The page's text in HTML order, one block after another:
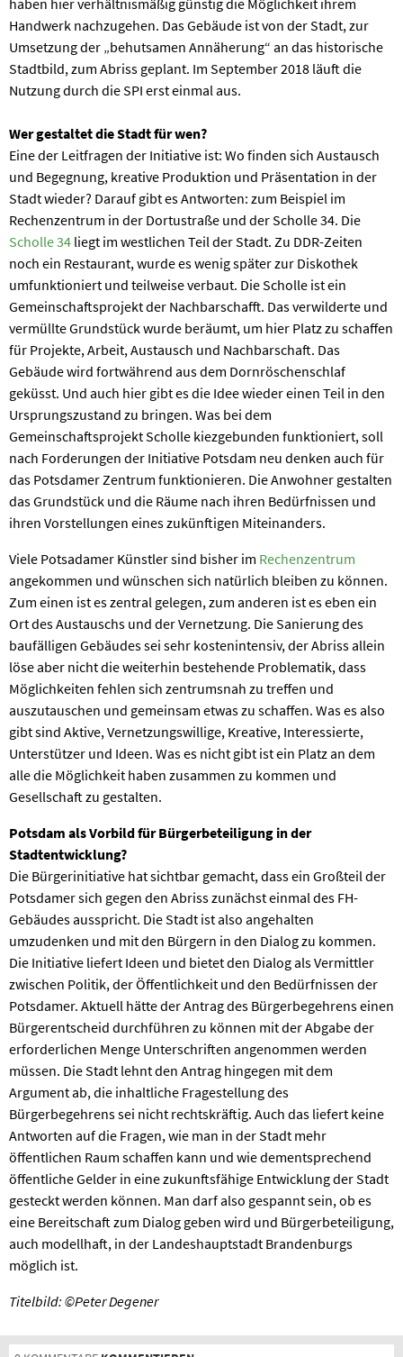
Handwerk nachzugehen. Das Gebäude ist von der Stadt, zur
Umsetzung der „behutsamen Annäherung“ an das historische
Stadtbild, zum Abriss geplant. Im September 2018 läuft die
Nutzung durch die SPI erst einmal aus.
Wer gestaltet die Stadt für wen?
Eine der Leitfragen der Initiative ist: Wo finden sich Austausch
und Begegnung, kreative Produktion und Präsentation in der
Stadt wieder? Darauf gibt es Antworten: zum Beispiel im
Rechenzentrum in der Dortustraße und der Scholle 34. Die
Scholle 34 liegt im westlichen Teil der Stadt. Zu DDR-Zeiten
noch ein Restaurant, wurde es wenig später zur Diskothek
umfunktioniert und teilweise verbaut. Die Scholle ist ein
Gemeinschaftsprojekt der Nachbarschafft. Das verwilderte und
vermüllte Grundstück wurde beräumt, um hier Platz zu schaffen
für Projekte, Arbeit, Austausch und Nachbarschaft. Das
Gebäude wird fortwährend aus dem Dornröschenschlaf
geküsst. Und auch hier gibt es die Idee wieder einen Teil in den
Ursprungszustand zu bringen. Was bei dem
Gemeinschaftsprojekt Scholle kiezgebunden funktioniert, soll
nach Forderungen der Initiative Potsdam neu denken auch für
das Potsdamer Zentrum funktionieren. Die Anwohner gestalten
das Grundstück und die Räume nach ihren Bedürfnissen und
ihren Vorstellungen eines zukünftigen Miteinanders.
Viele Potsadamer Künstler sind bisher im Rechenzentrum
angekommen und wünschen sich natürlich bleiben zu können.
Zum einen ist es zentral gelegen, zum anderen ist es eben ein
Ort des Austauschs und der Vernetzung. Die Sanierung des
baufälligen Gebäudes sei sehr kostenintensiv, der Abriss allein
löse aber nicht die weiterhin bestehende Problematik, dass
Möglichkeiten fehlen sich zentrumsnah zu treffen und
auszutauschen und gemeinsam etwas zu schaffen. Was es also
gibt sind Aktive, Vernetzungswillige, Kreative, Interessierte,
Unterstützer und Ideen. Was es nicht gibt ist ein Platz an dem
alle die Möglichkeit haben zusammen zu kommen und
Gesellschaft zu gestalten.
Potsdam als Vorbild für Bürgerbeteiligung in der
Stadtentwicklung?
Die Bürgerinitiative hat sichtbar gemacht, dass ein Großteil der
Potsdamer sich gegen den Abriss zunächst einmal des FH-
Gebäudes ausspricht. Die Stadt ist also angehalten
umzudenken und mit den Bürgern in den Dialog zu kommen.
Die Initiative liefert Ideen und bietet den Dialog als Vermittler
zwischen Politik, der Öffentlichkeit und den Bedürfnissen der
Potsdamer. Aktuell hätte der Antrag des Bürgerbegehrens einen
Bürgerentscheid durchführen zu können mit der Abgabe der
erforderlichen Menge Unterschriften angenommen werden
müssen. Die Stadt lehnt den Antrag hingegen mit dem
Argument ab, die inhaltliche Fragestellung des
Bürgerbegehrens sei nicht rechtskräftig. Auch das liefert keine
Antworten auf die Fragen, wie man in der Stadt mehr
öffentlichen Raum schaffen kann und wie dementsprechend
öffentliche Gelder in eine zukunftsfähige Entwicklung der Stadt
gesteckt werden können. Man darf also gespannt sein, ob es
eine Bereitschaft zum Dialog geben wird und Bürgerbeteiligung,
auch modellhaft, in der Landeshauptstadt Brandenburgs
möglich ist.
Titelbild: ©Peter Degener